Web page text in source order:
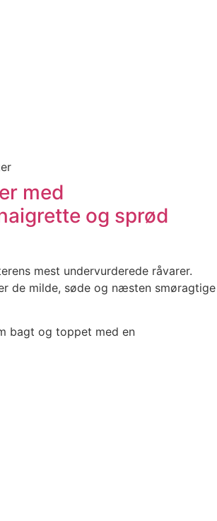
med
og sprød
mest undervurderede råvarer.
de milde, søde og næsten smøragtige
bagt og toppet med en